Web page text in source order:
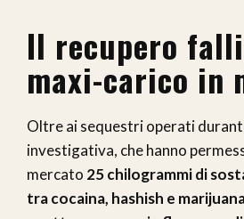
Il recupero
maxi-carico in
Oltre ai sequestri operati
investigativa, che hanno
mercato 25 chilogrammi di
tra cocaina, hashish e